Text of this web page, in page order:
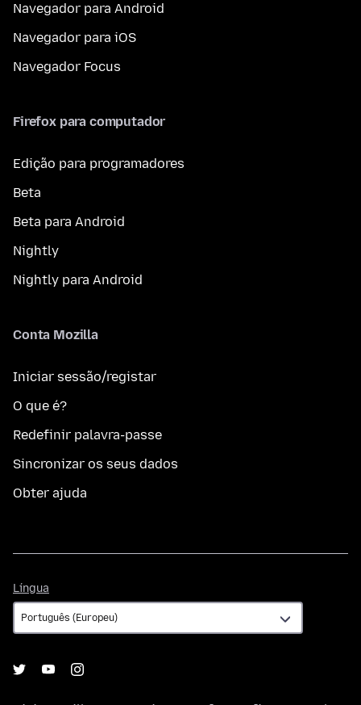
Navegador para Android
Navegador para iOS
Navegador Focus
Firefox para computador
Edição para programadores
Beta
Beta para Android
Nightly
Nightly para Android
Conta Mozilla
Iniciar sessão/registar
O que é?
Redefinir palavra-passe
Sincronizar os seus dados
Obter ajuda
Língua